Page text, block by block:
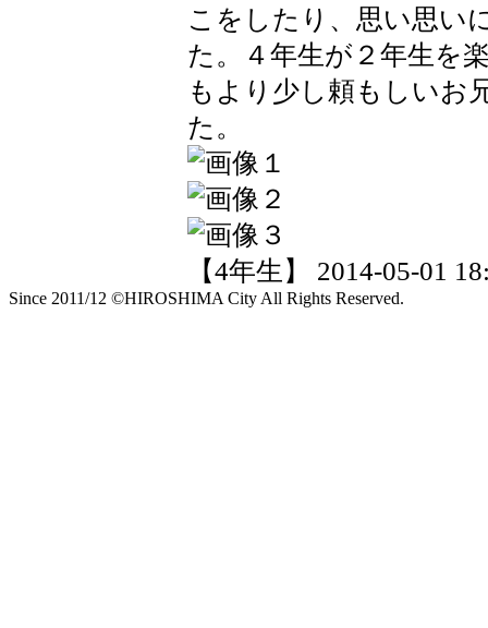
こをしたり、思い思い
た。４年生が２年生を
もより少し頼もしいお
た。
【4年生】 2014-05-01
Since 2011/12 ©HIROSHIMA City All Rights Reserved.